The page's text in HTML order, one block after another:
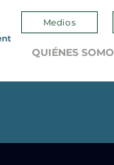
Medios
QUIÉNES